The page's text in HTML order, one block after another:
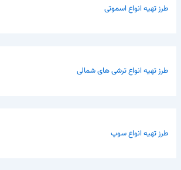
طرز تهیه انواع اسموتی
طرز تهیه انواع ترشی های شمالی
طرز تهیه انواع سوپ